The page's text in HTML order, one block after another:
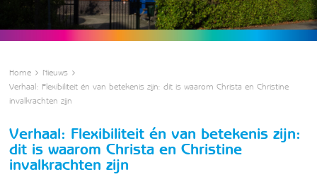
Home
Nieuws
Verhaal: Flexibiliteit én van betekenis zijn: dit is waarom Christa en Christine
invalkrachten zijn
Verhaal: Flexibiliteit én van betekenis zijn:
dit is waarom Christa en Christine
invalkrachten zijn